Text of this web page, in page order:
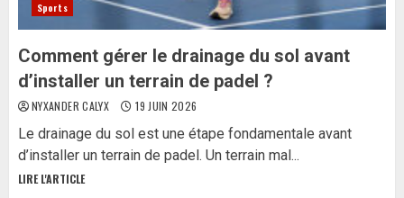
Sports
Comment gérer le drainage du sol avant
d’installer un terrain de padel ?
NYXANDER CALYX 19 JUIN 2026
Le drainage du sol est une étape fondamentale avant
d’installer un terrain de padel. Un terrain mal...
LIRE L'ARTICLE